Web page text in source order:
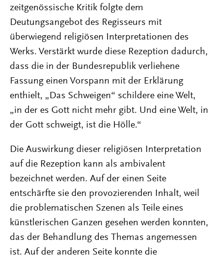
zeitgenössische Kritik folgte dem
Deutungsangebot des Regisseurs mit
überwiegend religiösen Interpretationen des
Werks. Verstärkt wurde diese Rezeption dadurch,
dass die in der Bundesrepublik verliehene
Fassung einen Vorspann mit der Erklärung
enthielt, „Das Schweigen“ schildere eine Welt,
„in der es Gott nicht mehr gibt. Und eine Welt, in
der Gott schweigt, ist die Hölle.“
Die Auswirkung dieser religiösen Interpretation
auf die Rezeption kann als ambivalent
bezeichnet werden. Auf der einen Seite
entschärfte sie den provozierenden Inhalt, weil
die problematischen Szenen als Teile eines
künstlerischen Ganzen gesehen werden konnten,
das der Behandlung des Themas angemessen
ist. Auf der anderen Seite konnte die